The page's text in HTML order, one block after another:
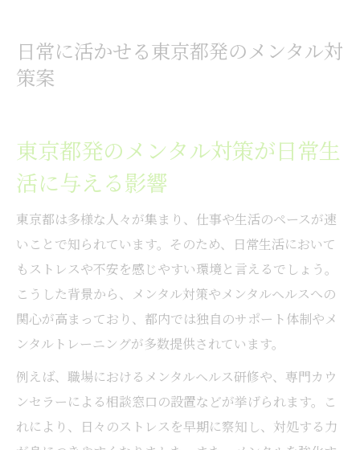
日常に活かせる東京都発のメンタル対
策案
東京都発のメンタル対策が日常生
活に与える影響
東京都は多様な人々が集まり、仕事や生活のペースが速
いことで知られています。そのため、日常生活において
もストレスや不安を感じやすい環境と言えるでしょう。
こうした背景から、メンタル対策やメンタルヘルスへの
関心が高まっており、都内では独自のサポート体制やメ
ンタルトレーニングが多数提供されています。
例えば、職場におけるメンタルヘルス研修や、専門カウ
ンセラーによる相談窓口の設置などが挙げられます。こ
れにより、日々のストレスを早期に察知し、対処する力